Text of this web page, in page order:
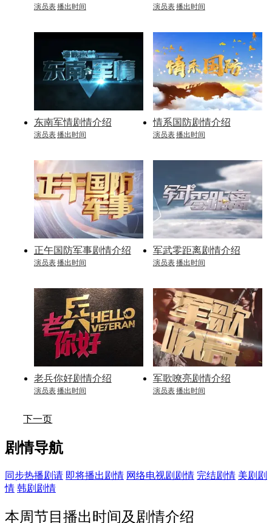
演员表播出时间 演员表播出时间
东南军情剧情介绍
演员表播出时间
情系国防剧情介绍
演员表播出时间
正午国防军事剧情介绍
演员表播出时间
军武零距离剧情介绍
演员表播出时间
老兵你好剧情介绍
演员表播出时间
军歌嘹亮剧情介绍
演员表播出时间
下一页
剧情导航
同步热播剧请 即将播出剧情 网络电视剧剧情 完结剧情 美剧剧
情 韩剧剧情
本周节目播出时间及剧情介绍